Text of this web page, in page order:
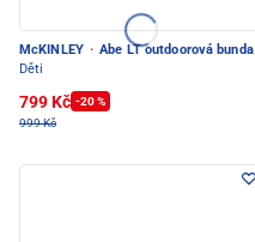
McKINLEY · Abe LT outdoorová bunda
Děti
799 Kč -20 %
999 Kč